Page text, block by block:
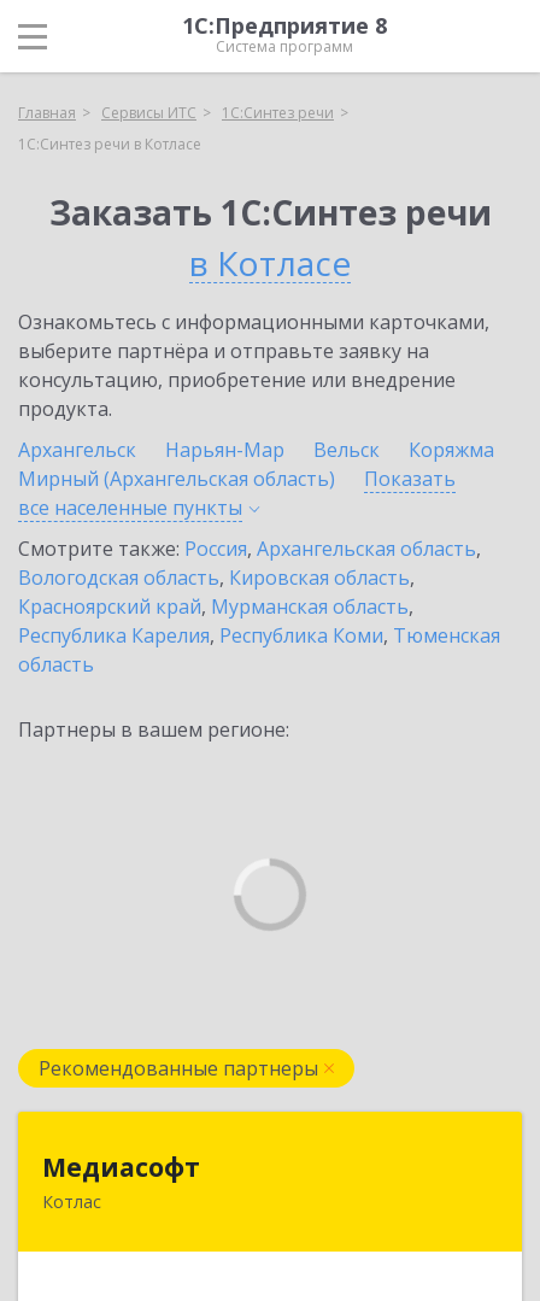
1С:Предприятие 8
Система программ
Главная Сервисы ИТС
1С:Синтез речи
1С:Синтез речи в Котласе
Заказать 1С:Синтез речи
в Котласе
Ознакомьтесь с информационными карточками,
выберите партнёра и отправьте заявку на
консультацию, приобретение или внедрение
продукта.
Архангельск
Нарьян-Мар Вельск
Коряжма
Мирный (Архангельская область)
Показать
все населенные пункты
Смотрите также: Россия, Архангельская область,
Вологодская область, Кировская область,
Красноярский край, Мурманская область,
Республика Карелия, Республика Коми, Тюменская
область
Партнеры в вашем регионе:
Рекомендованные партнеры
Медиасофт
Котлас